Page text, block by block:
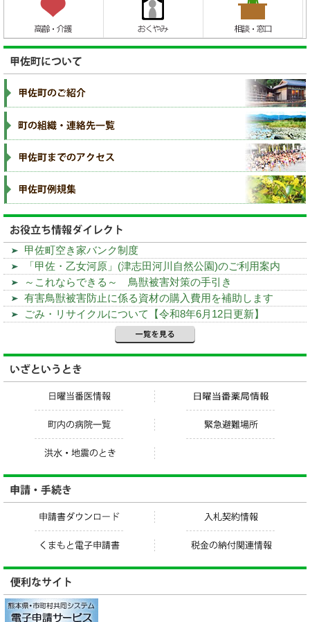
甲佐町空き家バンク制度
「甲佐・乙女河原」(津志田河川自然公園)のご利用案内
～これならできる～ 鳥獣被害対策の手引き
有害鳥獣被害防止に係る資材の購入費用を補助します
ごみ・リサイクルについて【令和8年6月12日更新】